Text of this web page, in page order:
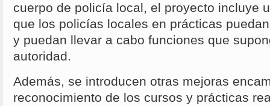
cuerpo de policía local, el proyecto incluye
que los policías locales en prácticas
y puedan llevar a cabo funciones que
autoridad.
Además, se introducen otras mejoras
reconocimiento de los cursos y prácticas